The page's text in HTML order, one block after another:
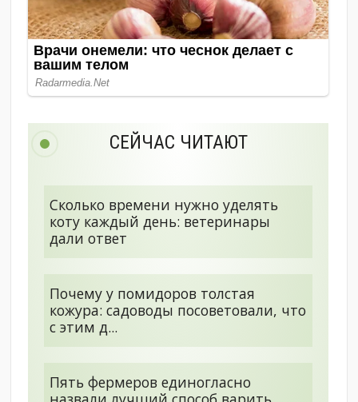
СЕЙЧАС ЧИТАЮТ
Сколько времени нужно уделять
коту каждый день: ветеринары
дали ответ
Почему у помидоров толстая
кожура: садоводы посоветовали, что
с этим д...
Пять фермеров единогласно